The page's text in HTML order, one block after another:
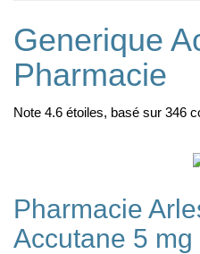
Generique
Pharmacie
Note 4.6 étoiles, basé sur 346
Pharmacie
Accutane 5